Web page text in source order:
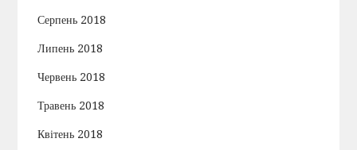
Серпень 2018
Липень 2018
Червень 2018
Травень 2018
Квітень 2018